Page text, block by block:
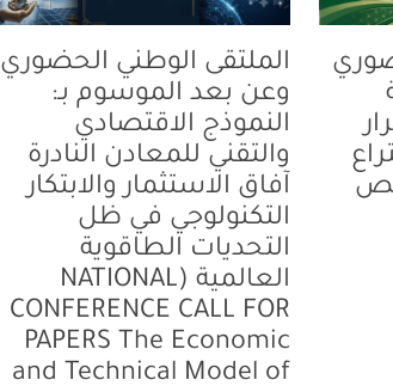
الملتقى الوطني الحضوري
وعن بعد الموسوم بـ:
النموذج الاقتصادي
والتقني للمعادن النادرة
آفاق الاستثمار والابتكار
التكنولوجي في ظل
التحديات الطاقوية
العالمية (NATIONAL
CONFERENCE CALL FOR
PAPERS The Economic
and Technical Model of